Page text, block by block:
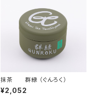
抹茶 群緑 （ぐんろく）
¥2,052